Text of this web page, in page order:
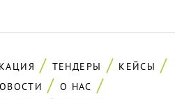
ТЕНДЕРЫ
КЕЙСЫ
О НАС